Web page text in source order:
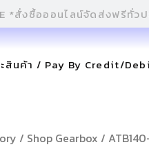
ะสินค้า / Pay By Credit/
/ Shop Gearbox /